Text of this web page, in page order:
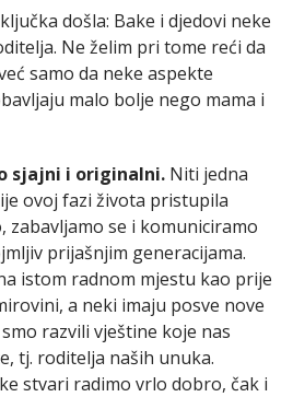
došla: Bake i djedovi neke
Ne želim pri tome reći da
samo da neke aspekte
malo bolje nego mama i
sjajni i originalni.Niti jedna
ovoj fazi života pristupila
zabavljamo se i komuniciramo
prijašnjim generacijama.
istom radnom mjestu kao prije
a neki imaju posve nove
razvili vještine koje nas
tj. roditelja naših unuka.
stvari radimo vrlo dobro, čak i